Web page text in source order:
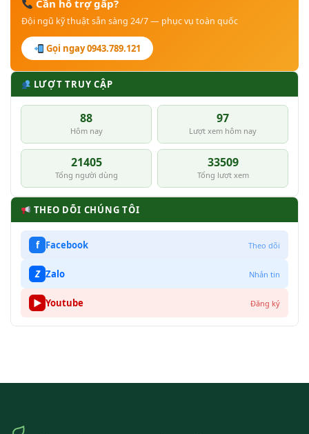
Cần hỗ trợ gấp?
Đội ngũ kỹ thuật sẵn sàng 24/7 — phục vụ toàn quốc
Gọi ngay 0943.789.121
LƯỢT TRUY CẬP
88
Hôm nay
97
Lượt xem hôm nay
21405
Tổng người dùng
33509
Tổng lượt xem
THEO DÕI CHÚNG TÔI
f Facebook Theo dõi
Z Zalo Nhắn tin
▶ Youtube Đăng ký